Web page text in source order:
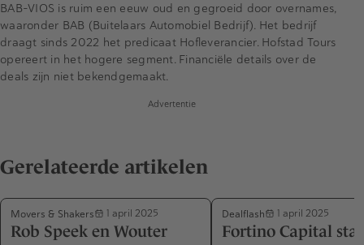
BAB-VIOS is ruim een eeuw oud en gegroeid door overnames,
waaronder BAB (Buitelaars Automobiel Bedrijf). Het bedrijf
draagt sinds 2022 het predicaat Hofleverancier. Hofstad Tours
opereert in het hogere segment. Financiële details over de
deals zijn niet bekendgemaakt.
Advertentie
Gerelateerde artikelen
Movers & Shakers 1 april 2025
Rob Speek en Wouter
Dealflash 1 april 2025
Fortino Capital